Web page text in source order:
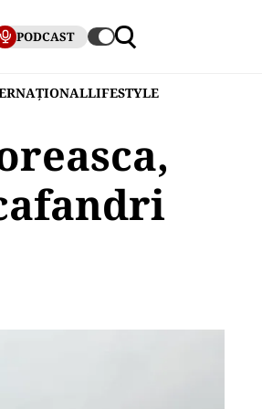
PODCAST
LIFESTYLE